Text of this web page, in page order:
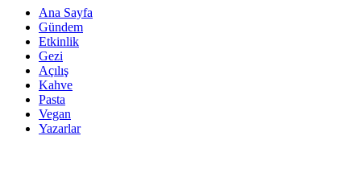
Ana Sayfa
Gündem
Etkinlik
Gezi
Açılış
Kahve
Pasta
Vegan
Yazarlar